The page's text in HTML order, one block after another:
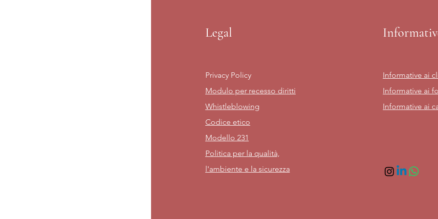
Legal
Privacy Policy
Modulo per recesso diritti
Whistleblowing
Codice etico
Modello 231
Politica per la qualità,
l'ambiente e la sicurezza
Informative ai
Informative ai
Informative ai